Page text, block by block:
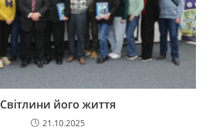
Світлини його життя
21.10.2025